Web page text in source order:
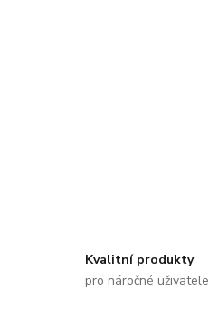
Kvalitní produkty
pro náročné uživatele